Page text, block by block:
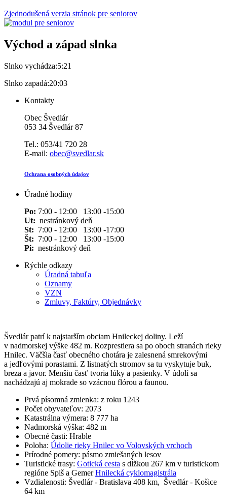
Zjednodušená verzia stránok pre seniorov
Východ a západ slnka
Slnko vychádza:5:21
Slnko zapadá:20:03
Kontakty
Obec Švedlár
053 34 Švedlár 87
Tel.: 053/41 720 28
E-mail: obec@svedlar.sk
Ochrana osobných údajov
Úradné hodiny
Po: 7:00 - 12:00 13:00 -15:00
Ut: nestránkový deň
St: 7:00 - 12:00 13:00 -17:00
Št: 7:00 - 12:00 13:00 -15:00
Pi: nestránkový deň
Rýchle odkazy
Úradná tabuľa
Oznamy
VZN
Zmluvy, Faktúry, Objednávky
Švedlár patrí k najstarším obciam Hnileckej doliny. Leží
v nadmorskej výške 482 m. Rozprestiera sa po oboch stranách rieky
Hnilec. Väčšia časť obecného chotára je zalesnená smrekovými
a jedľovými porastami. Z listnatých stromov sa tu vyskytuje buk,
breza a javor. Menšiu časť tvoria lúky a pasienky. V údolí sa
nachádzajú aj mokrade so vzácnou flórou a faunou.
Prvá písomná zmienka: z roku 1243
Počet obyvateľov: 2073
Katastrálna výmera: 8 777 ha
Nadmorská výška: 482 m
Obecné časti: Hrable
Poloha: Údolie rieky Hnilec vo Volovských vrchoch
Prírodné pomery: pásmo zmiešaných lesov
Turistické trasy: Gotická cesta s dĺžkou 267 km v turistickom
regióne Spiš a GemerHnilecká cyklomagistrála
Vzdialenosti: Švedlár - Bratislava 408 km, Švedlár - Košice
64 km